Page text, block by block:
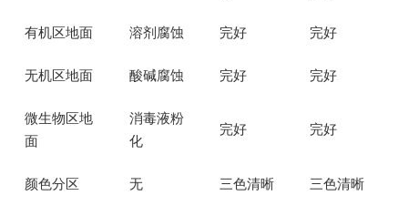
有机区地面 溶剂腐蚀 完好 完好
无机区地面 酸碱腐蚀 完好 完好
微生物区地
面
消毒液粉
化
完好 完好
颜色分区 无 三色清晰 三色清晰